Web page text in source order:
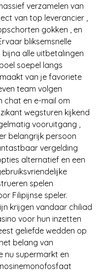
verzamelen van
van top leverancier ,
gokken , en
bliksemsnelle
alle uitbetalingen
soepel langs
van je favoriete
team volgen
chat en e-mail om
wegsturen kijkend
vooruitgang ,
belangrijk persoon
vergelding
alternatief en een
spelen
Filipijnse speler.
krijgen vandaar chiliad
voor hun inzetten
geliefde wedden op
belang van
nu supermarkt en